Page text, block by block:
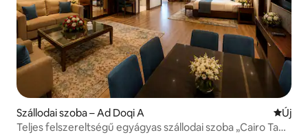
Szállodai szoba – Ad Doqi A ÚjÚj
Teljes felszereltségű egyágyas szállodai szoba „Cairo Tag